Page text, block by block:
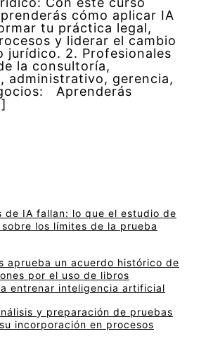
cómo aplicar IA
tu práctica legal,
y liderar el cambio
jurídico. 2. Profesionales
la consultoría,
administrativo, gerencia,
Aprenderás
de IA fallan: lo que el estudio de
los límites de la prueba
aprueba un acuerdo histórico de
por el uso de libros
entrenar inteligencia artificial
y preparación de pruebas
incorporación en procesos